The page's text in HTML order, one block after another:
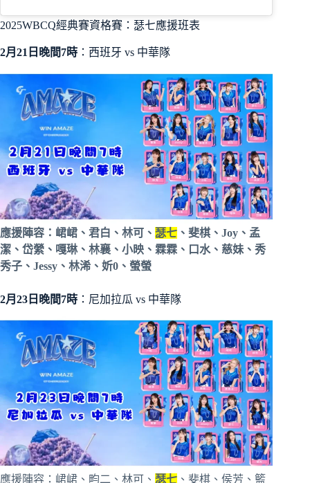
2025WBCQ經典賽資格賽：瑟七應援班表
2月21日晚間7時 ：西班牙 vs 中華隊
應援陣容：峮峮、君白、林可、 瑟七 、斐棋、Joy、孟
潔、岱縈、嘎琳、林襄、小映、霖霖、口水、慈妹、秀
秀子、Jessy、林浠、妡0、螢螢
2月23日晚間7時 ：尼加拉瓜 vs 中華隊
應援陣容：峮峮、畇二、林可、 瑟七 、斐棋、侯芳、籃